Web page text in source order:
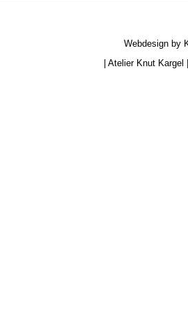
Webdesign by
|Atelier Knut Kargel